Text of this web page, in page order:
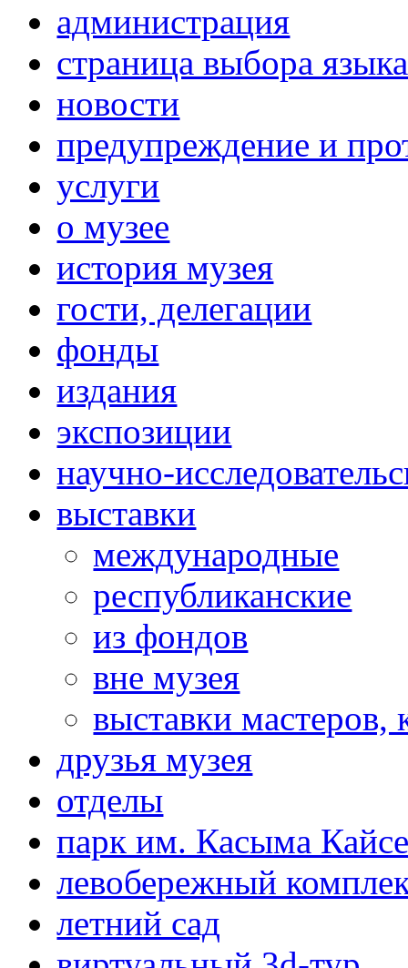
администрация
страница выбора языка
новости
предупреждение и
услуги
о музее
история музея
гости, делегации
фонды
издания
экспозиции
научно-
выставки
международные
республиканские
из фондов
вне музея
выставки мастеров,
друзья музея
отделы
парк им. Касыма
левобережный
летний сад